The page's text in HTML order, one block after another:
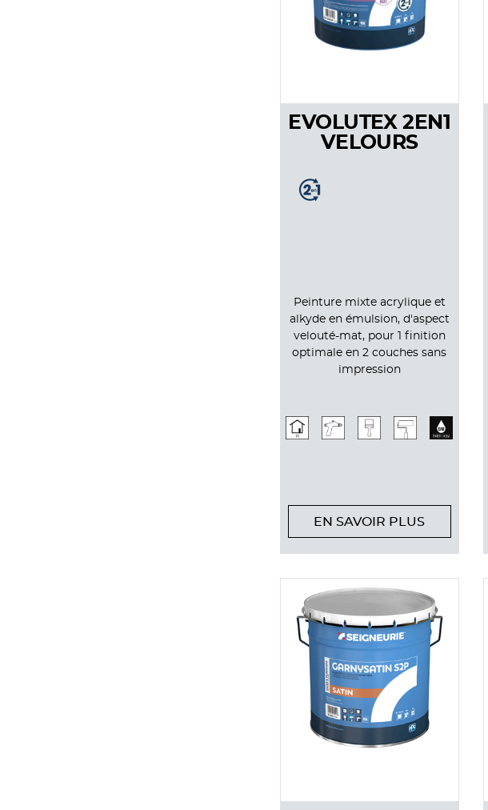
EVOLUTEX 2EN1
VELOURS
Peinture mixte acrylique et
alkyde en émulsion, d'aspect
velouté-mat, pour 1 finition
optimale en 2 couches sans
impression
EN SAVOIR PLUS